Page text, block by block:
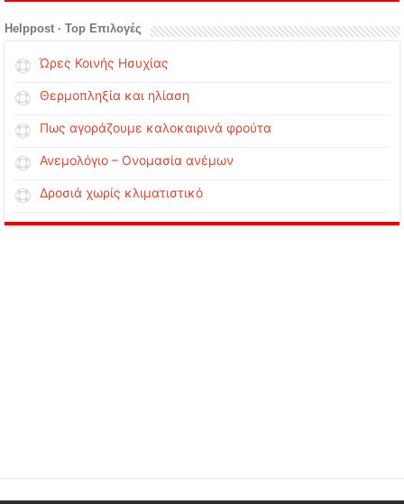
Helppost · Top Επιλογές
Ώρες Κοινής Ησυχίας
Θερμοπληξία και ηλίαση
Πως αγοράζουμε καλοκαιρινά φρούτα
Ανεμολόγιο – Ονομασία ανέμων
Δροσιά χωρίς κλιματιστικό